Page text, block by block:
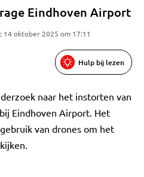
Eindhoven Airport
14 oktober 2025 om 17:11
Hulp bij lezen
naar het instorten van
Eindhoven Airport. Het
van drones om het